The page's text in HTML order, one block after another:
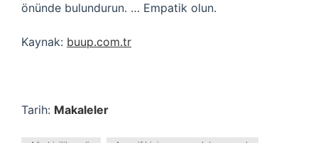
önünde bulundurun. … Empatik olun.
Kaynak: buup.com.tr
Tarih: Makaleler